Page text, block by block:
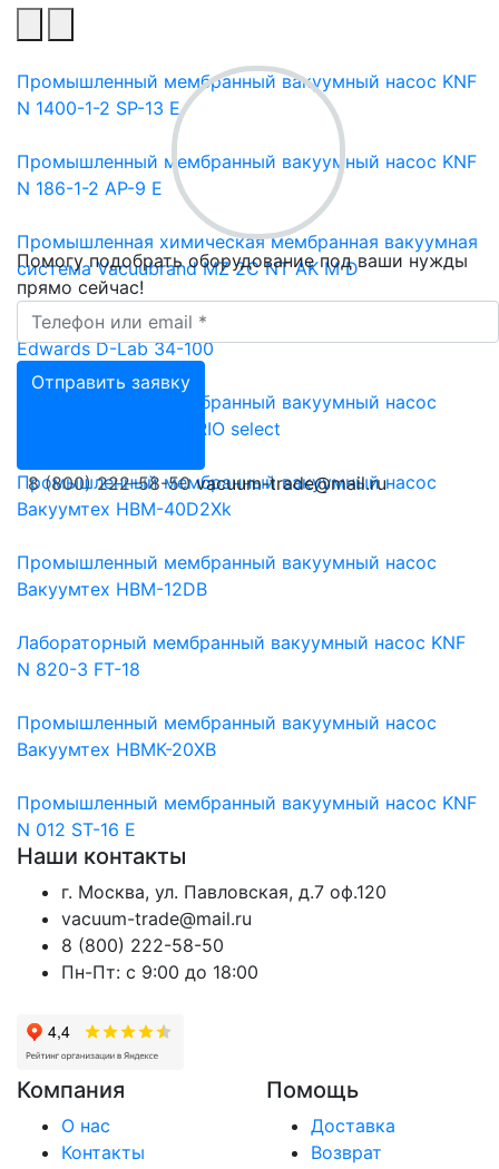
Помогу подобрать оборудование под ваши нужды
прямо сейчас!
Ваш телефон *
Отправить заявку
8 (800) 222-58-50vacuum-trade@mail.ru
Промышленный мембранный вакуумный насос KNF
N 1400-1-2 SP-13 E
Промышленный мембранный вакуумный насос KNF
N 186-1-2 AP-9 E
Промышленная химическая мембранная вакуумная
система Vacuubrand MZ 2C NT AK M D
Промышленный мембранный вакуумный насос
Edwards D-Lab 34-100
Промышленный мембранный вакуумный насос
Vacuubrand MV 2 VARIO select
Промышленный мембранный вакуумный насос
Вакуумтех НВМ-40D2Хk
Промышленный мембранный вакуумный насос
Вакуумтех НВМ-12DB
Лабораторный мембранный вакуумный насос KNF
N 820-3 FT-18
Промышленный мембранный вакуумный насос
Вакуумтех НВМК-20XB
Промышленный мембранный вакуумный насос KNF
N 012 ST-16 E
Наши контакты
г. Москва, ул. Павловская, д.7 оф.120
vacuum-trade@mail.ru
8 (800) 222-58-50
Пн-Пт: с 9:00 до 18:00
Компания
О нас
Контакты
Помощь
Доставка
Возврат